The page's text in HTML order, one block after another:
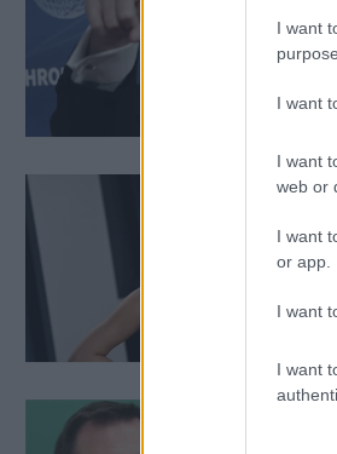
I want
I want
I want
web or
I want
or app.
I want
I want